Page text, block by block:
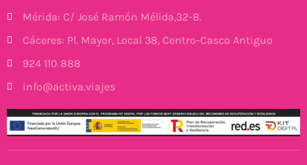
Mérida: C/ José Ramón Mélida,32-B.
Cáceres: Pl. Mayor, Local 38, Centro-Casco Antiguo
924 110 888
info@activa.viajes